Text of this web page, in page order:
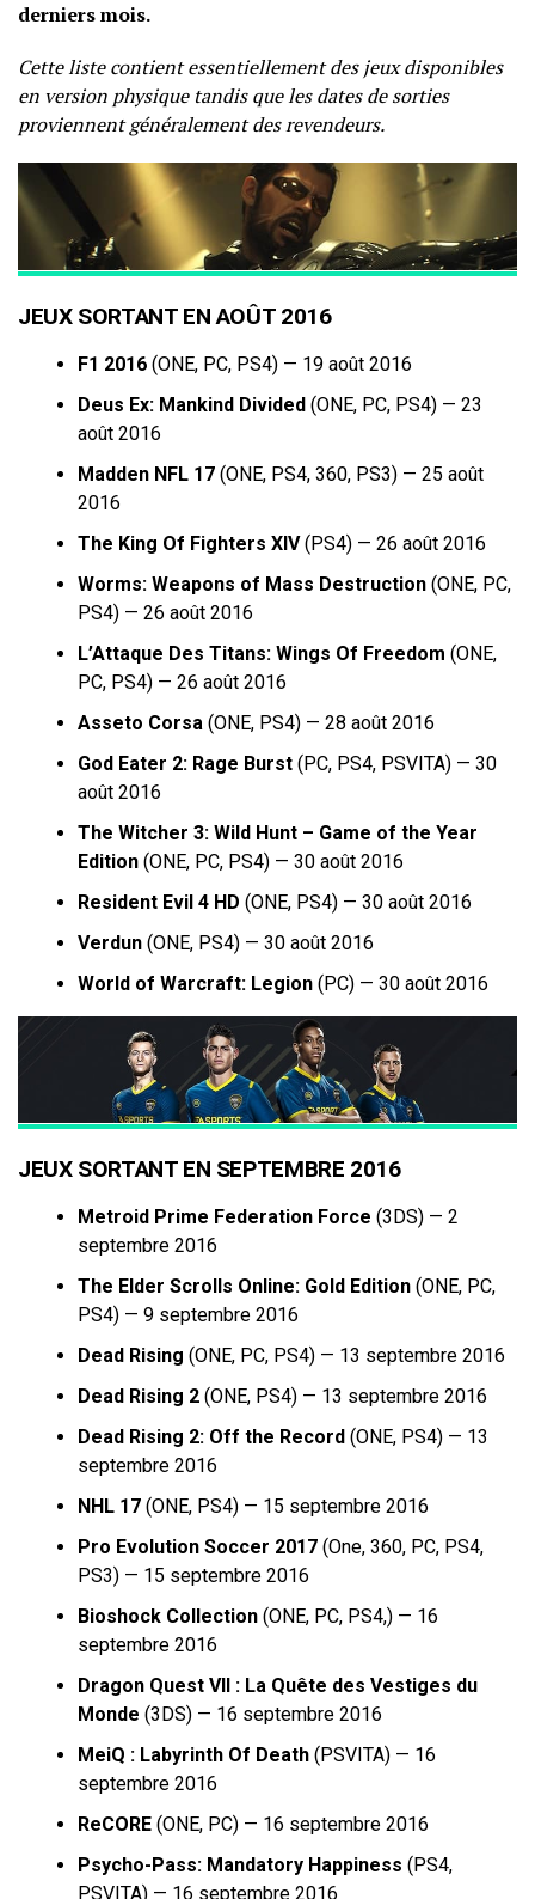
derniers mois.
Cette liste contient essentiellement des jeux disponibles
en version physique tandis que les dates de sorties
proviennent généralement des revendeurs.
JEUX SORTANT EN AOÛT 2016
F1 2016 (ONE, PC, PS4) — 19 août 2016
Deus Ex: Mankind Divided (ONE, PC, PS4) — 23
août 2016
Madden NFL 17 (ONE, PS4, 360, PS3) — 25 août
2016
The King Of Fighters XIV(PS4) — 26 août 2016
Worms: Weapons of Mass Destruction (ONE, PC,
PS4) — 26 août 2016
L’Attaque Des Titans: Wings Of Freedom (ONE,
PC, PS4) — 26 août 2016
Asseto Corsa (ONE, PS4) — 28 août 2016
God Eater 2: Rage Burst (PC, PS4, PSVITA) — 30
août 2016
The Witcher 3: Wild Hunt – Game of the Year
Edition (ONE, PC, PS4) — 30 août 2016
Resident Evil 4 HD (ONE, PS4) — 30 août 2016
Verdun (ONE, PS4) — 30 août 2016
World of Warcraft: Legion (PC) — 30 août 2016
JEUX SORTANT EN SEPTEMBRE 2016
Metroid Prime Federation Force (3DS) — 2
septembre 2016
The Elder Scrolls Online: Gold Edition (ONE, PC,
PS4) — 9 septembre 2016
Dead Rising (ONE, PC, PS4) — 13 septembre 2016
Dead Rising 2 (ONE, PS4) — 13 septembre 2016
Dead Rising 2: Off the Record (ONE, PS4) — 13
septembre 2016
NHL 17 (ONE, PS4) — 15 septembre 2016
Pro Evolution Soccer 2017 (One, 360, PC, PS4,
PS3) — 15 septembre 2016
Bioshock Collection (ONE, PC, PS4,) — 16
septembre 2016
Dragon Quest VII : La Quête des Vestiges du
Monde (3DS) — 16 septembre 2016
MeiQ : Labyrinth Of Death (PSVITA) — 16
septembre 2016
ReCORE (ONE, PC) — 16 septembre 2016
Psycho-Pass: Mandatory Happiness (PS4,
PSVITA) — 16 septembre 2016